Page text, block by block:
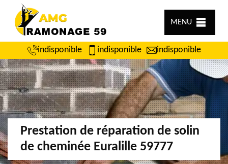
MENU
indisponible indisponible indisponible
Prestation de réparation de solin
de cheminée Euralille 59777